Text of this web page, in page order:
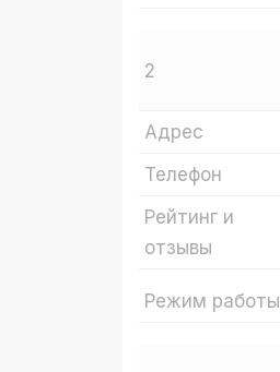
2
Адрес
Телефон
Рейтинг и
отзывы
Режим работы